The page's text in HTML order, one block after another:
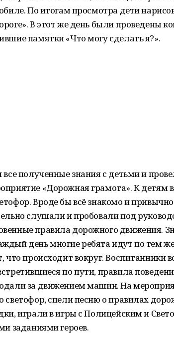
По итогам просмотра дети
В этот же день были проведены
памятки «Что могу сделать я?».
полученные знания с детьми и
«Дорожная грамота». К детям
Вроде бы всё знакомо и
слушали и пробовали под
правила дорожного движения.
день многие ребята идут по тем
что происходит вокруг. Воспитанники
по пути, правила
за движением машин. На
светофор, спели песню о правилах
играли в игры с Полицейским и
заданиями героев.